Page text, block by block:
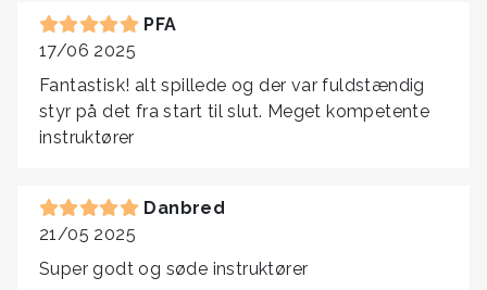
PFA
17/06 2025
Fantastisk! alt spillede og der var fuldstændig
styr på det fra start til slut. Meget kompetente
instruktører
Danbred
21/05 2025
Super godt og søde instruktører